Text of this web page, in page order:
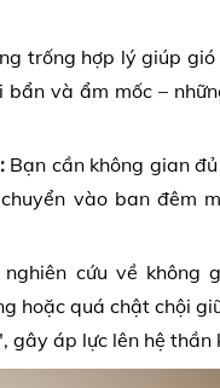
trống hợp lý giúp
và ẩm mốc –
Bạn cần không gian
vào ban đêm
nghiên cứu về không
hoặc quá chật chội
áp lực lên hệ thần